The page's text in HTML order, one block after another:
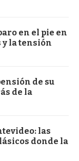
en el pie en
y la tensión
de su
de la
las
donde la